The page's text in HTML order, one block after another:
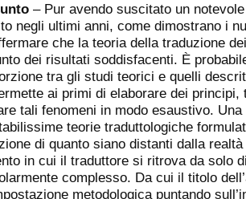
– Pur avendo suscitato un
negli ultimi anni, come dimostrano i
che la teoria della traduzione
dei risultati soddisfacenti. È
tra gli studi teorici e quelli
ai primi di elaborare dei
tali fenomeni in modo esaustivo.
teorie traduttologiche
di quanto siano distanti dalla
in cui il traduttore si ritrova da solo
complesso. Da cui il titolo
metodologica puntando